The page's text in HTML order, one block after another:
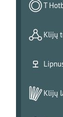
T
Klijų
Klijų